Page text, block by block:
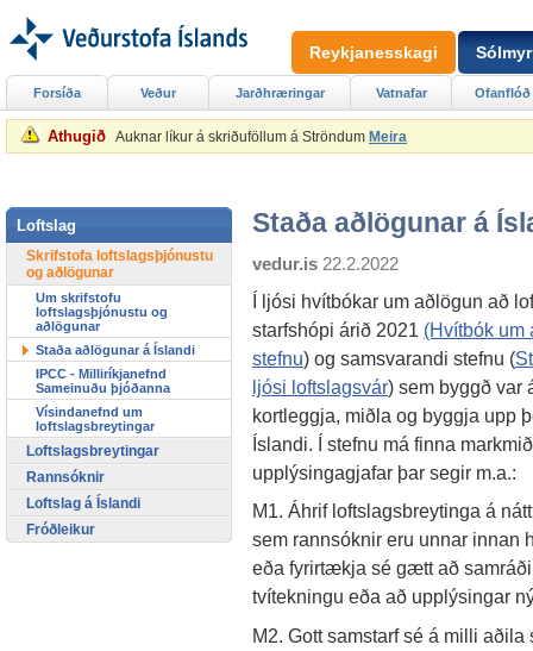
Athugið Auknar líkur á skriðuföllum á Ströndum Meira
Staða aðlögunar á
vedur.is 22.2.2022
Í ljósi hvítbókar um aðlögun að
starfshópi árið 2021 (Hvítbók um
stefnu) og samsvarandi stefnu (
ljósi loftslagsvár) sem byggð var
kortleggja, miðla og byggja upp
Íslandi. Í stefnu má finna
upplýsingagjafar þar segir m.a.:
M1. Áhrif loftslagsbreytinga á
sem rannsóknir eru unnar innan
eða fyrirtækja sé gætt að
tvítekningu eða að upplýsingar
M2. Gott samstarf sé á milli
Forsíða Veður Jarðhræringar Vatnafar Ofanflóð
Loftslag
Skrifstofa loftslagsþjónustu
og aðlögunar
Um skrifstofu
loftslagsþjónustu og
aðlögunar
Staða aðlögunar á Íslandi
IPCC - Milliríkjanefnd
Sameinuðu þjóðanna
Vísindanefnd um
loftslagsbreytingar
Loftslagsbreytingar
Rannsóknir
Loftslag á Íslandi
Fróðleikur
Reykjanesskagi